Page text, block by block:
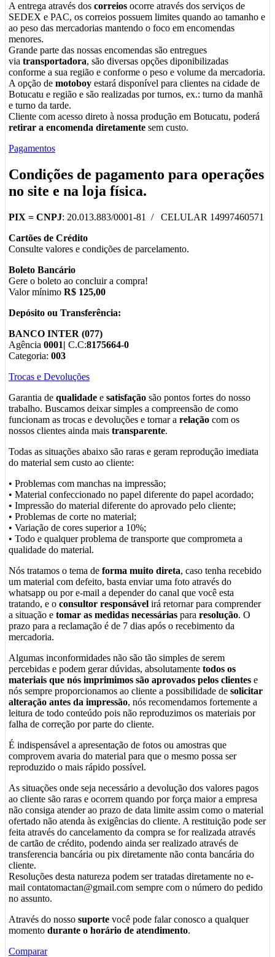
A entrega através dos correios ocorre através dos serviços de
SEDEX e PAC, os correios possuem limites quando ao tamanho e
ao peso das mercadorias mantendo o foco em encomendas
menores.
Grande parte das nossas encomendas são entregues
via transportadora, são diversas opções diponibilizadas
conforme a sua região e conforme o peso e volume da mercadoria.
A opção de motoboy estará disponível para clientes na cidade de
Botucatu e região e são realizadas por turnos, ex.: turno da manhã
e turno da tarde.
Cliente com acesso direto à nossa produção em Botucatu, poderá
retirar a encomenda diretamente sem custo.
Pagamentos
Condições de pagamento para operações
no site e na loja física.
PIX = CNPJ: 20.013.883/0001-81 / CELULAR 14997460571
Cartões de Crédito
Consulte valores e condições de parcelamento.
Boleto Bancário
Gere o boleto ao concluir a compra!
Valor mínimo R$ 125,00
Depósito ou Transferência:
BANCO INTER (077)
Agência 0001| C.C:8175664-0
Categoria: 003
Trocas e Devoluções
Garantia de qualidade e satisfação são pontos fortes do nosso
trabalho. Buscamos deixar simples a compreensão de como
funcionam as trocas e devoluções e tornar a relação com os
nossos clientes ainda mais transparente.
Todas as situações abaixo são raras e geram reprodução imediata
do material sem custo ao cliente:
• Problemas com manchas na impressão;
• Material confeccionado no papel diferente do papel acordado;
• Impressão do material diferente do aprovado pelo cliente;
• Problemas de corte no material;
• Variação de cores superior a 10%;
• Todo e qualquer problema de transporte que comprometa a
qualidade do material.
Nós tratamos o tema de forma muito direta, caso tenha recebido
um material com defeito, basta enviar uma foto através do
whatsapp ou por e-mail a depender do canal que você esta
tratando, e o consultor responsável irá retornar para comprender
a situação e tomar as medidas necessárias para resolução. O
prazo para a reclamação é de 7 dias após o recebimento da
mercadoria.
Algumas inconformidades não são tão simples de serem
percebidas e podem gerar dúvidas, absolutamente todos os
materiais que nós imprimimos são aprovados pelos clientes e
nós sempre proporcionamos ao cliente a possibilidade de solicitar
alteração antes da impressão, nós recomendamos fortemente a
leitura de todo conteúdo pois não reproduzimos os materiais por
falha de correção por parte do cliente.
É indispensável a apresentação de fotos ou amostras que
comprovem avaria do material para que o mesmo possa ser
reproduzido o mais rápido possível.
As situações onde seja necessário a devolução dos valores pagos
ao cliente são raras e ocorrem quando por força maior a empresa
não consiga atender ao prazo de data limite assim como o material
ofertado não atenda às exigências do cliente. A restituição pode ser
feita através do cancelamento da compra se for realizada através
de cartão de crédito, podendo ainda ser realizado através de
transferencia bancária ou pix diretamente não conta bancária do
cliente.
Resoluções desta natureza podem ser tratadas diretamente no e-
mail contatomactan@gmail.com sempre com o número do pedido
no assunto.
Através do nosso suporte você pode falar conosco a qualquer
momento durante o horário de atendimento.
Comparar